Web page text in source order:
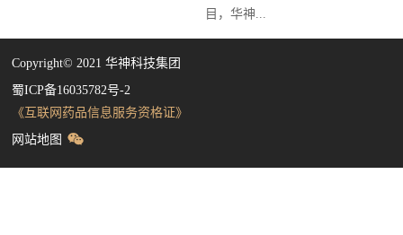
目，华神...
Copyright©️ 2021 华神科技集团
蜀ICP备16035782号-2
《互联网药品信息服务资格证》
网站地图